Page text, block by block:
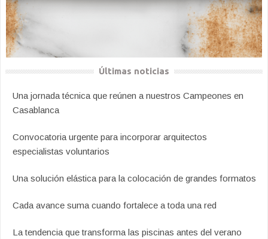
Últimas noticias
Una jornada técnica que reúnen a nuestros Campeones en
Casablanca
Convocatoria urgente para incorporar arquitectos
especialistas voluntarios
Una solución elástica para la colocación de grandes formatos
Cada avance suma cuando fortalece a toda una red
La tendencia que transforma las piscinas antes del verano